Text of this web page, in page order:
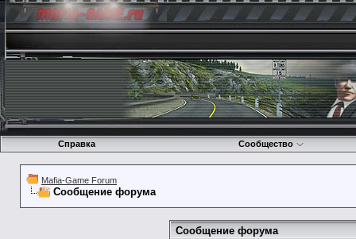
Справка Сообщество
Mafia-Game Forum
Сообщение форума
Сообщение форума